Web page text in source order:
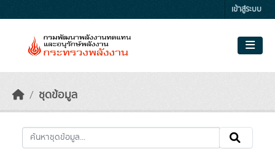
เข้าสู่ระบบ
ชุดข้อมูล